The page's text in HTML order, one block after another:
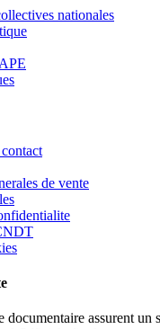
nationales
de vente
documentaire assurent un